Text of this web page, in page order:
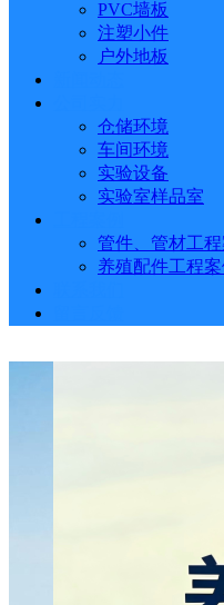
PVC墙板
注塑小件
户外地板
仓储环境
车间环境
实验设备
实验室样品室
管件、管材工程
养殖配件工程案